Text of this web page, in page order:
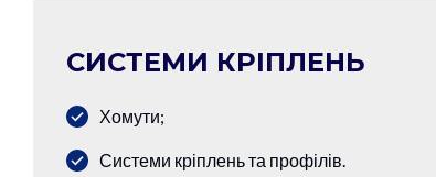
СИСТЕМИ КРІПЛЕНЬ
Хомути;
Системи кріплень та профілів.